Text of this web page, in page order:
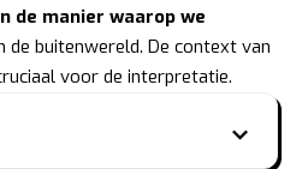
de manier waarop we
de buitenwereld. De context van
voor de interpretatie.